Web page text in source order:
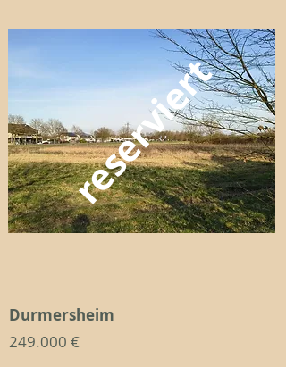
reserviert
Durmersheim
249.000 €